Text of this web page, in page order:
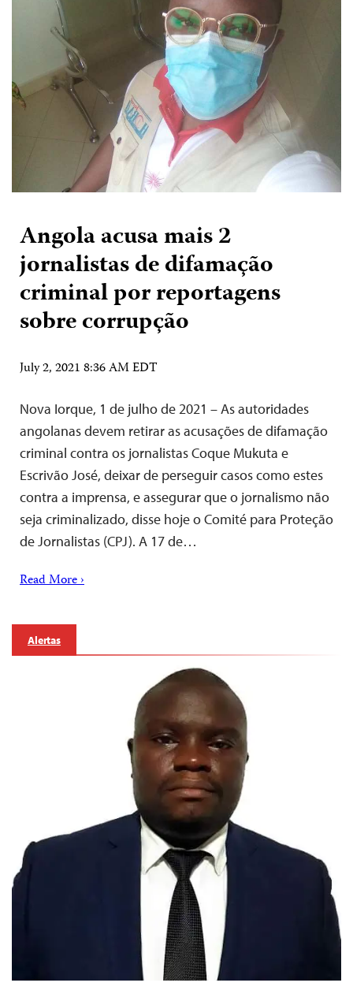
Angola acusa mais 2
jornalistas de difamação
criminal por reportagens
sobre corrupção
July 2, 2021 8:36 AM EDT
Nova Iorque, 1 de julho de 2021 – As autoridades
angolanas devem retirar as acusações de difamação
criminal contra os jornalistas Coque Mukuta e
Escrivão José, deixar de perseguir casos como estes
contra a imprensa, e assegurar que o jornalismo não
seja criminalizado, disse hoje o Comité para Proteção
de Jornalistas (CPJ). A 17 de…
Read More ›
Alertas